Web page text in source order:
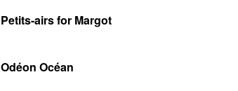
Petits-airs for Margot
Odéon Océan